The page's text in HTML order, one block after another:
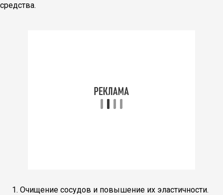
средства.
Очищение сосудов и повышение их эластичности.